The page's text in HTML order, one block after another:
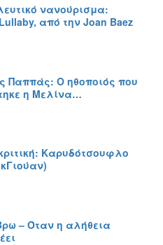
νανούρισμα:
από την Joan Baez
Παππάς: Ο ηθοποιός που
η Μελίνα…
Καρυδότσουφλο
– Όταν η αλήθεια